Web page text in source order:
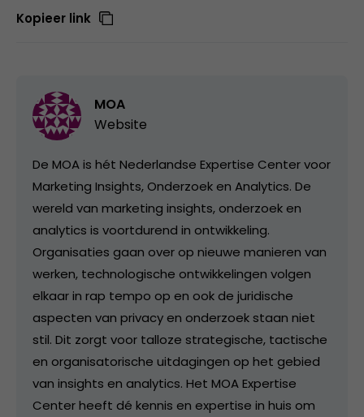
Kopieer link
MOA
Website
De MOA is hét Nederlandse Expertise Center voor
Marketing Insights, Onderzoek en Analytics. De
wereld van marketing insights, onderzoek en
analytics is voortdurend in ontwikkeling.
Organisaties gaan over op nieuwe manieren van
werken, technologische ontwikkelingen volgen
elkaar in rap tempo op en ook de juridische
aspecten van privacy en onderzoek staan niet
stil. Dit zorgt voor talloze strategische, tactische
en organisatorische uitdagingen op het gebied
van insights en analytics. Het MOA Expertise
Center heeft dé kennis en expertise in huis om